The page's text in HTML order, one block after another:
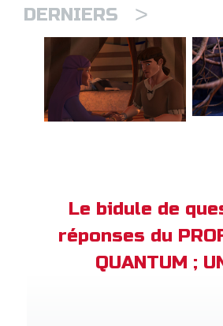
DERNIERS >
Le bidule de
réponses du
QUANTUM ;